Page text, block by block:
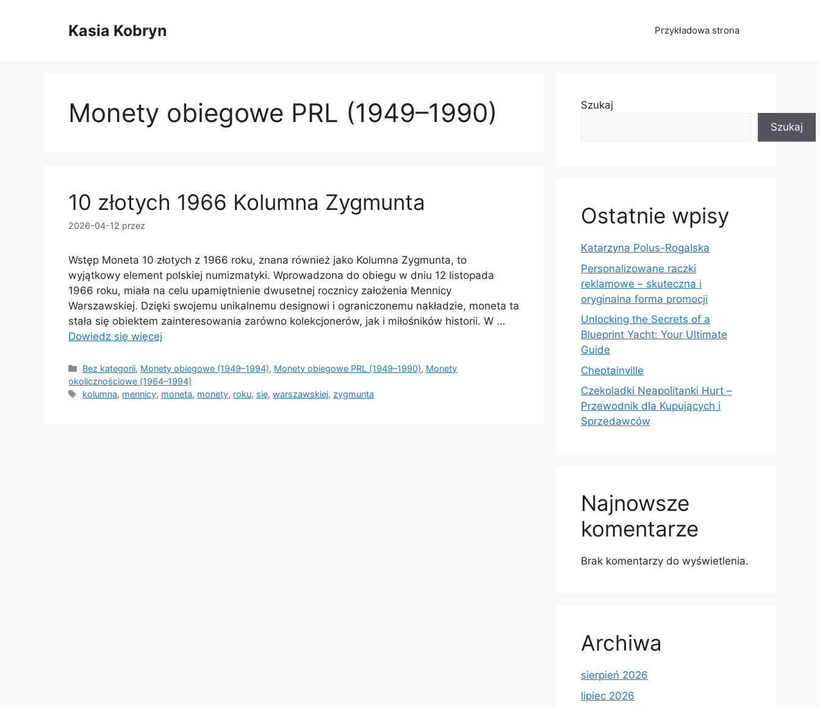
Kasia Kobryn Przykładowa strona
Monety obiegowe PRL (1949–1990)
10 złotych 1966 Kolumna Zygmunta
2026-04-12 przez
Wstęp Moneta 10 złotych z 1966 roku, znana również jako Kolumna Zygmunta, to
wyjątkowy element polskiej numizmatyki. Wprowadzona do obiegu w dniu 12 listopada
1966 roku, miała na celu upamiętnienie dwusetnej rocznicy założenia Mennicy
Warszawskiej. Dzięki swojemu unikalnemu designowi i ograniczonemu nakładzie, moneta ta
stała się obiektem zainteresowania zarówno kolekcjonerów, jak i miłośników historii. W …
Dowiedz się więcej
Kategorie
Bez kategorii, Monety obiegowe (1949–1994), Monety obiegowe PRL (1949–1990), Monety
okolicznościowe (1964–1994)
Tagi
kolumna, mennicy, moneta, monety, roku, się,warszawskiej, zygmunta
Szukaj
Szukaj
Ostatnie wpisy
Katarzyna Polus-Rogalska
Personalizowane raczki
reklamowe – skuteczna i
oryginalna forma promocji
Unlocking the Secrets of a
Blueprint Yacht: Your Ultimate
Guide
Cheptainville
Czekoladki Neapolitanki Hurt –
Przewodnik dla Kupujących i
Sprzedawców
Najnowsze
komentarze
Brak komentarzy do wyświetlenia.
Archiwa
sierpień 2026
lipiec 2026